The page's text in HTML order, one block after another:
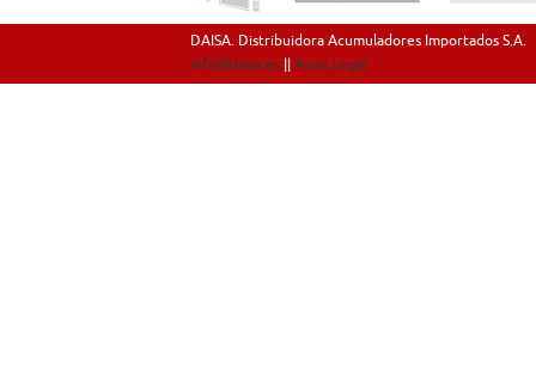
DAISA. Distribuidora Acumuladores Importados S.A.
info@daisa.es|| Aviso Legal